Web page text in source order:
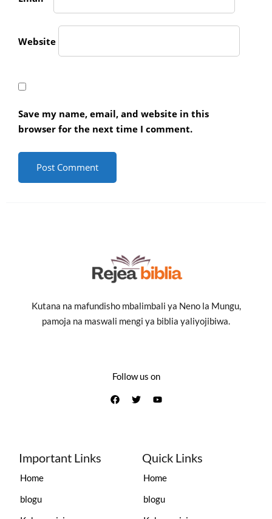
Website
Save my name, email, and website in this
browser for the next time I comment.
Kutana na mafundisho mbalimbali ya Neno la Mungu,
pamoja na maswali mengi ya biblia yaliyojibiwa.
Follow us on
Important Links
Home
blogu
Quick Links
Home
blogu